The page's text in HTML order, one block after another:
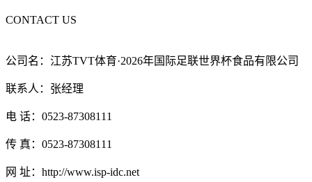
CONTACT US
公司名：江苏TVT体育·2026年国际足联世界杯食品有限公司
联系人：张经理
电 话：0523-87308111
传 真：0523-87308111
网 址：http://www.isp-idc.net